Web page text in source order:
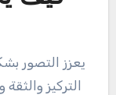
يعزز التصور
التركيز